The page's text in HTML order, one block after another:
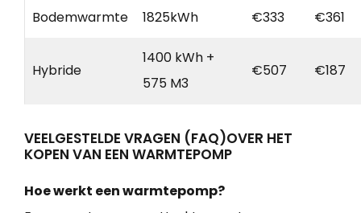
Bodemwarmte 1825kWh €333 €361
Hybride
1400 kWh +
575 M3
€507 €187
VEELGESTELDE VRAGEN (FAQ)OVER HET
KOPEN VAN EEN WARMTEPOMP
Hoe werkt een warmtepomp?